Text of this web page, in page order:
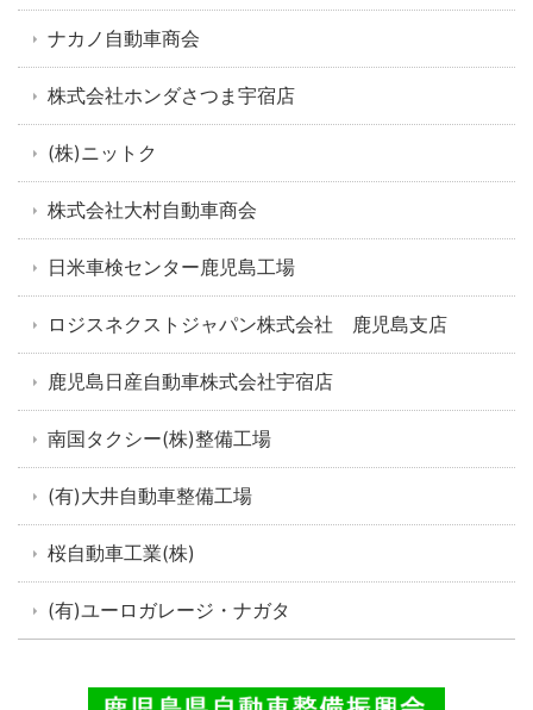
ナカノ自動車商会
株式会社ホンダさつま宇宿店
(株)ニットク
株式会社大村自動車商会
日米車検センター鹿児島工場
ロジスネクストジャパン株式会社 鹿児島支店
鹿児島日産自動車株式会社宇宿店
南国タクシー(株)整備工場
(有)大井自動車整備工場
桜自動車工業(株)
(有)ユーロガレージ・ナガタ